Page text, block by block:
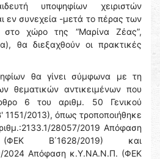
υποψηφίων χειριστών
συνεχεία -μετά το πέρας των
χώρο της “Μαρίνα Ζέας”,
θα διεξαχθούν οι πρακτικές
θα γίνει σύμφωνα με τη
θεματικών αντικειμένων που
6 του αριθμ. 50 Γενικού
1151/2013), όπως τροποποιήθηκε
28057/2019 Απόφαση
Β΄1628/2019) και
2024 Απόφαση κ.Υ.ΝΑ.Ν.Π. (ΦΕΚ